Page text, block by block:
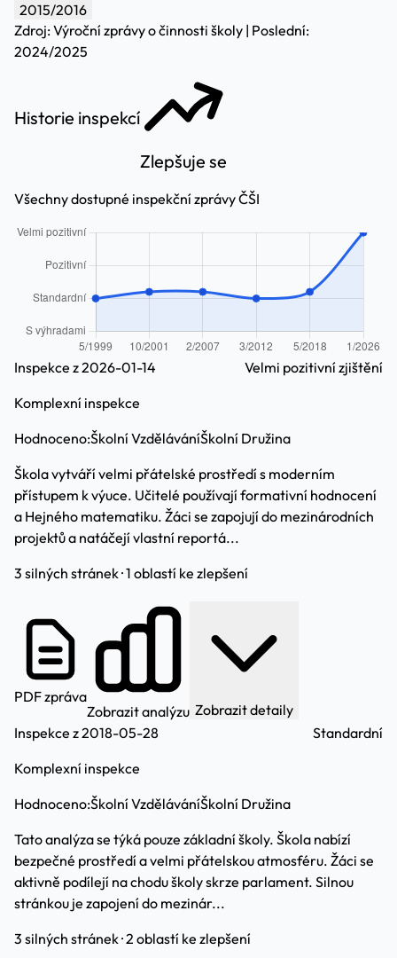
2015/2016
Zdroj: Výroční zprávy o činnosti školy | Poslední:
2024/2025
Historie inspekcí
Zlepšuje se
Všechny dostupné inspekční zprávy ČŠI
Inspekce z 2026-01-14
Komplexní inspekce
Velmi pozitivní zjištění
Hodnoceno:Školní VzděláváníŠkolní Družina
Škola vytváří velmi přátelské prostředí s moderním
přístupem k výuce. Učitelé používají formativní hodnocení
a Hejného matematiku. Žáci se zapojují do mezinárodních
projektů a natáčejí vlastní reportá...
3 silných stránek · 1 oblastí ke zlepšení
PDF zpráva
Zobrazit analýzu Zobrazit detaily
Inspekce z 2018-05-28
Komplexní inspekce
Standardní
Hodnoceno:Školní VzděláváníŠkolní Družina
Tato analýza se týká pouze základní školy. Škola nabízí
bezpečné prostředí a velmi přátelskou atmosféru. Žáci se
aktivně podílejí na chodu školy skrze parlament. Silnou
stránkou je zapojení do mezinár...
3 silných stránek · 2 oblastí ke zlepšení